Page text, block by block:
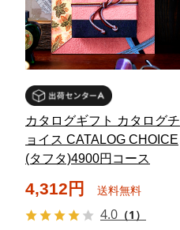
カタログギフト カタログチ
ョイス CATALOG CHOICE
(タフタ)4900円コース
4,312円 送料無料
4.0 （1）